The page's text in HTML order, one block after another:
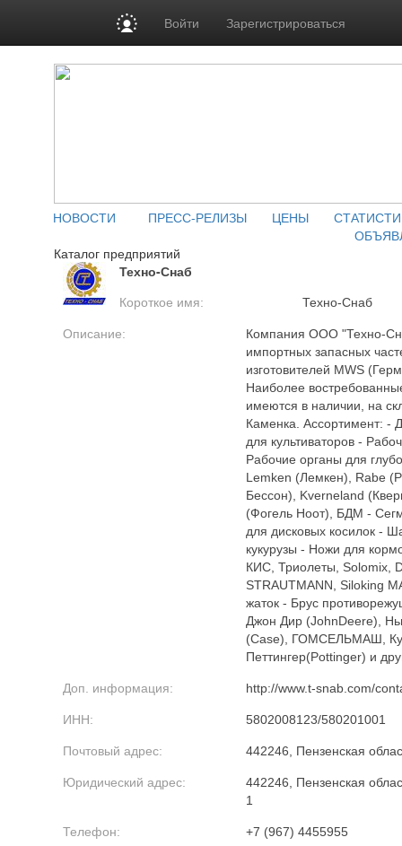
Войти Зарегистрироваться
НОВОСТИ ПРЕСС-РЕЛИЗЫ ЦЕНЫ
Каталог предприятий
Техно-Снаб
Короткое имя: Техно-Снаб
Описание:
Компания ООО "Техно-
импортных запасных
изготовителей MWS
Наиболее
имеются в наличии, на
Каменка. Ассортимент: -
для культиваторов -
Рабочие органы для
Lemken (Лемкен), Rabe
Бессон), Kverneland
(Фогель Ноот), БДМ -
для дисковых косилок -
кукурузы - Ножи для
КИС, Триолеты, Solomix,
STRAUTMANN, Siloking
жаток - Брус
Джон Дир (JohnDeere),
(Case), ГОМСЕЛЬМАШ,
Петтингер(Pottinger) и
Доп. информация: http://www.t-snab.com/
ИНН: 5802008123/580201001
Почтовый адрес: 442246, Пензенская
Юридический адрес:
442246, Пензенская
1
Телефон: +7 (967) 4455955